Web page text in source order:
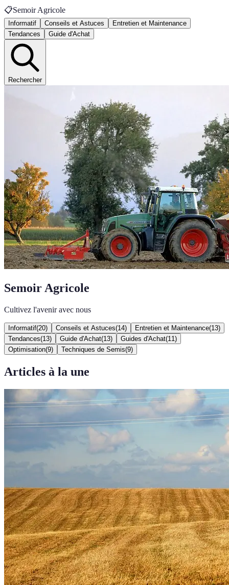
📋Semoir Agricole
Informatif Conseils et Astuces
Entretien et Maintenance
Tendances
Guide d'Achat
Rechercher
Semoir Agricole
Cultivez l'avenir avec nous
Informatif(20) Conseils et Astuces(14) Entretien et Maintenance(13)
Tendances(13) Guide d'Achat(13) Guides d'Achat(11 )
Optimisation(9) Techniques de Semis(9)
Articles à la une